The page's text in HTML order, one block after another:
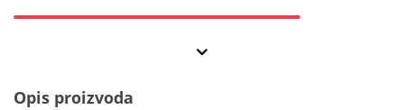
Opis proizvoda